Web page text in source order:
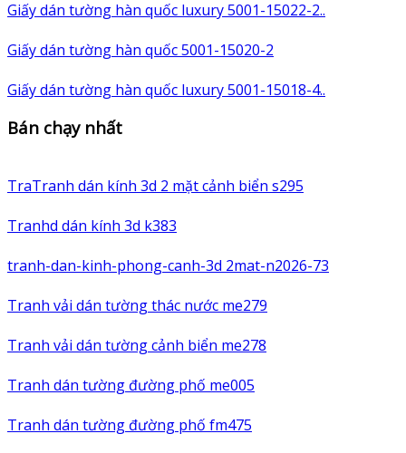
Giấy dán tường hàn quốc luxury 5001-15022-2..
Giấy dán tường hàn quốc 5001-15020-2
Giấy dán tường hàn quốc luxury 5001-15018-4..
Bán chạy nhất
TraTranh dán kính 3d 2 mặt cảnh biển s295
Tranhd dán kính 3d k383
tranh-dan-kinh-phong-canh-3d 2mat-n2026-73
Tranh vải dán tường thác nước me279
Tranh vải dán tường cảnh biển me278
Tranh dán tường đường phố me005
Tranh dán tường đường phố fm475